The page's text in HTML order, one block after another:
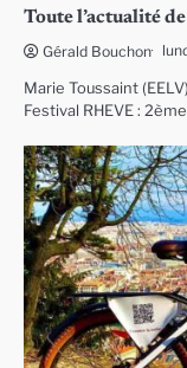
Toute l’actualité
Gérald Bouchon
Marie Toussaint
Festival RHEVE :